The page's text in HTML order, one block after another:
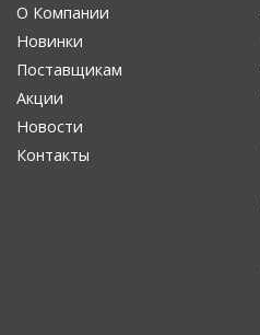
О Компании
Новинки
Поставщикам
Акции
Новости
Контакты